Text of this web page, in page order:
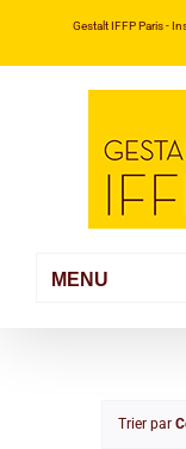
Gestalt IFFP Paris-
Trier par